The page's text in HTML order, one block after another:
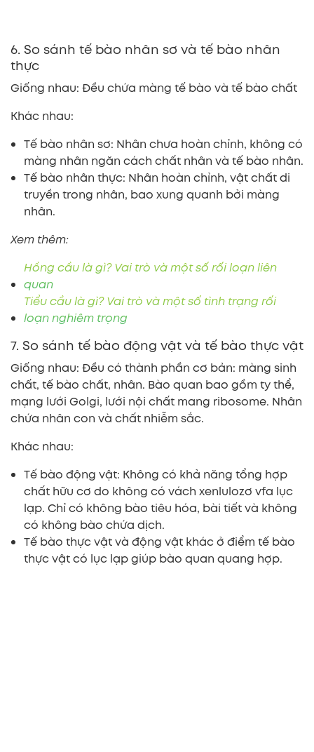
6. So sánh tế bào nhân sơ và tế bào nhân
thực
Giống nhau: Đều chứa màng tế bào và tế bào chất
Khác nhau:
Tế bào nhân sơ: Nhân chưa hoàn chỉnh, không có
màng nhân ngăn cách chất nhân và tế bào nhân.
Tế bào nhân thực: Nhân hoàn chỉnh, vật chất di
truyền trong nhân, bao xung quanh bởi màng
nhân.
Xem thêm:
Hồng cầu là gì? Vai trò và một số rối loạn liên
quan
Tiểu cầu là gì? Vai trò và một số tình trạng rối
loạn nghiêm trọng
7. So sánh tế bào động vật và tế bào thực vật
Giống nhau: Đều có thành phần cơ bản: màng sinh
chất, tế bào chất, nhân. Bào quan bao gồm ty thể,
mạng lưới Golgi, lưới nội chất mang ribosome. Nhân
chứa nhân con và chất nhiễm sắc.
Khác nhau:
Tế bào động vật: Không có khả năng tổng hợp
chất hữu cơ do không có vách xenlulozơ vfa lục
lạp. Chỉ có không bào tiêu hóa, bài tiết và không
có không bào chứa dịch.
Tế bào thực vật và động vật khác ở điểm tế bào
thực vật có lục lạp giúp bào quan quang hợp.